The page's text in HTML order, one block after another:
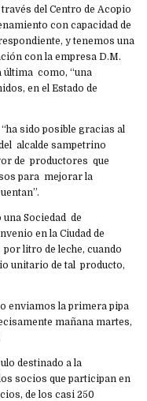
del Centro de Acopio
con capacidad de
y tenemos una
con la empresa D.M.
última como, “una
en el Estado de
sido posible gracias al
alcalde sampetrino
de productores que
para mejorar la
Sociedad de
en la Ciudad de
litro de leche, cuando
unitario de tal producto,
enviamos la primera pipa
mañana martes,
destinado a la
socios que participan en
de los casi 250